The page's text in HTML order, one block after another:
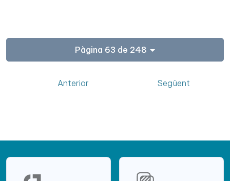
Pàgina 63 de 248
Anterior Següent